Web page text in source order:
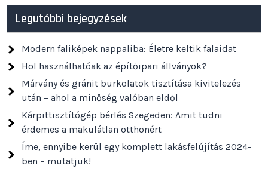
Legutóbbi bejegyzések
Modern faliképek nappaliba: Életre keltik falaidat
Hol használhatóak az építőipari állványok?
Márvány és gránit burkolatok tisztítása kivitelezés
után – ahol a minőség valóban eldől
Kárpittisztítógép bérlés Szegeden: Amit tudni
érdemes a makulátlan otthonért
Íme, ennyibe kerül egy komplett lakásfelújítás 2024-
ben – mutatjuk!